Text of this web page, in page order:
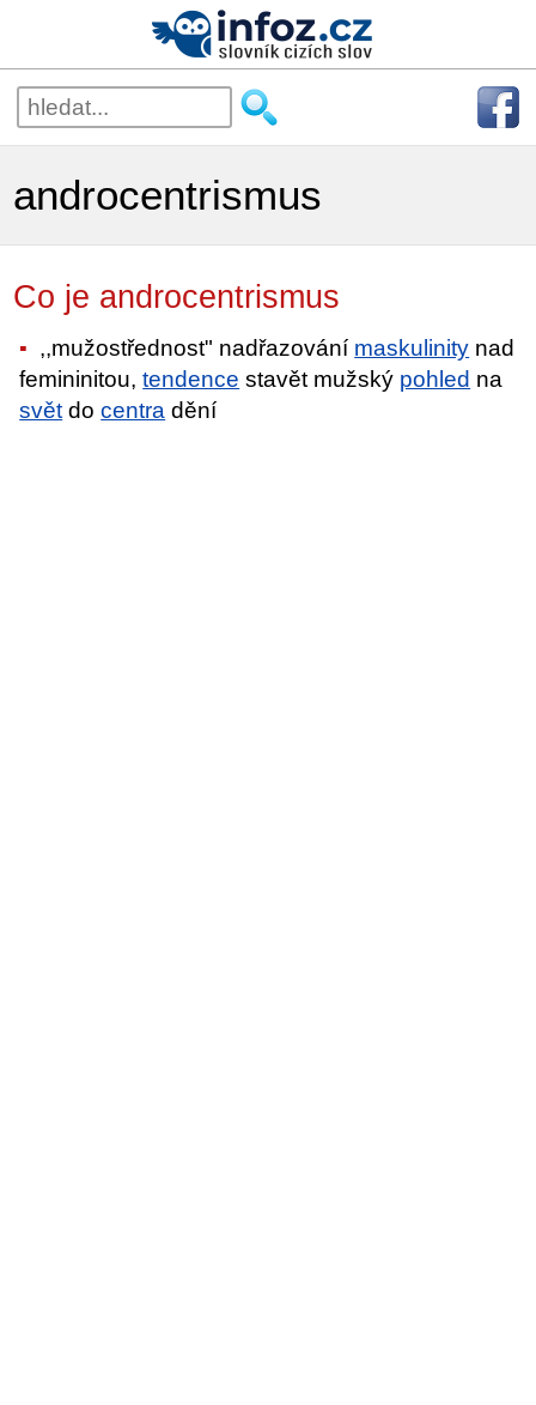
androcentrismus
Co je androcentrismus
,,mužostřednost" nadřazování maskulinity nad
femininitou,tendence stavět mužský pohled na
svět docentra dění